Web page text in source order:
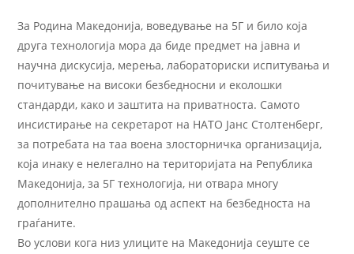
За Родина Македонија, воведување на 5Г и било која
друга технологија мора да биде предмет на јавна и
научна дискусија, мерења, лабораториски испитувања и
почитување на високи безбедносни и еколошки
стандарди, како и заштита на приватноста. Самото
инсистирање на секретарот на НАТО Јанс Столтенберг,
за потребата на таа воена злосторничка организација,
која инаку е нелегално на територијата на Република
Македонија, за 5Г технологија, ни отвара многу
дополнително прашања од аспект на безбедноста на
граѓаните.
Во услови кога низ улиците на Македонија сеуште се